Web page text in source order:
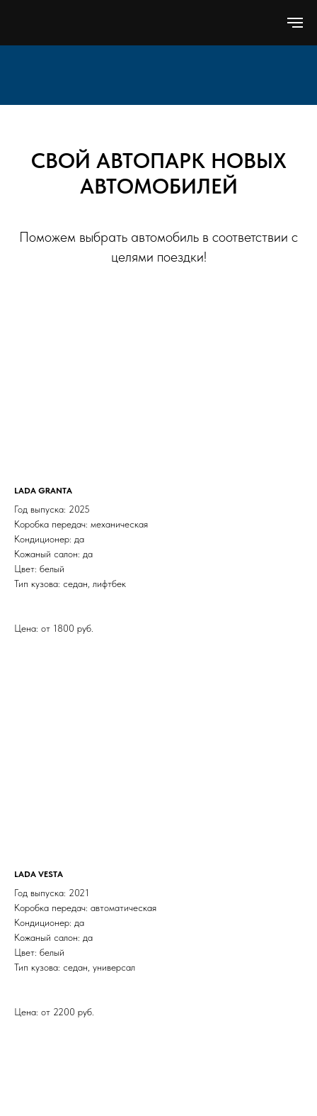
СВОЙ АВТОПАРК НОВЫХ
АВТОМОБИЛЕЙ
Поможем выбрать автомобиль в соответствии с
целями поездки!
LADA GRANTA
Год выпуска: 2025
Коробка передач: механическая
Кондиционер: да
Кожаный салон: да
Цвет: белый
Тип кузова: седан, лифтбек
Цена: от 1800 руб.
LADA VESTA
Год выпуска: 2021
Коробка передач: автоматическая
Кондиционер: да
Кожаный салон: да
Цвет: белый
Тип кузова: седан, универсал
Цена: от 2200 руб.